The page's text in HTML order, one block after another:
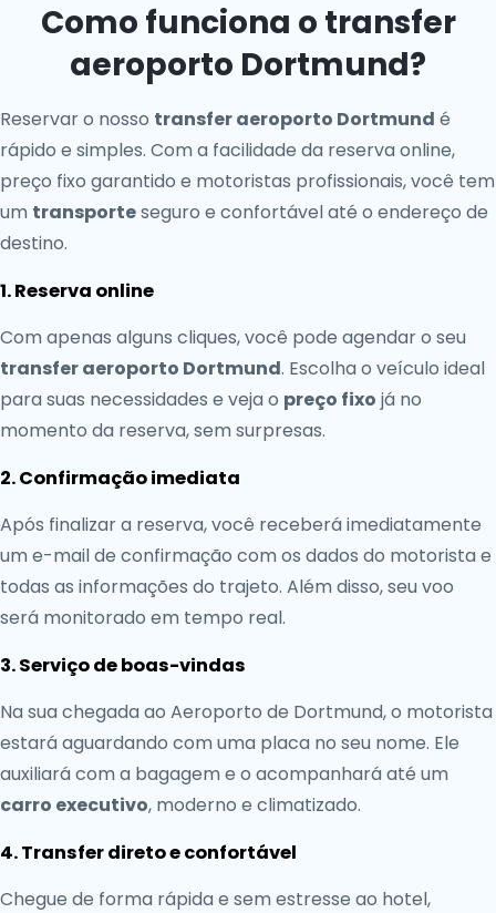
Como funciona o transfer
aeroporto Dortmund?
Reservar o nosso transfer aeroporto Dortmund é
rápido e simples. Com a facilidade da reserva online,
preço fixo garantido e motoristas profissionais, você tem
um transporteseguro e confortável até o endereço de
destino.
1. Reserva online
Com apenas alguns cliques, você pode agendar o seu
transfer aeroporto Dortmund. Escolha o veículo ideal
para suas necessidades e veja o preço fixo já no
momento da reserva, sem surpresas.
2. Confirmação imediata
Após finalizar a reserva, você receberá imediatamente
um e-mail de confirmação com os dados do motorista e
todas as informações do trajeto. Além disso, seu voo
será monitorado em tempo real.
3. Serviço de boas-vindas
Na sua chegada ao Aeroporto de Dortmund, o motorista
estará aguardando com uma placa no seu nome. Ele
auxiliará com a bagagem e o acompanhará até um
carro executivo, moderno e climatizado.
4. Transfer direto e confortável
Chegue de forma rápida e sem estresse ao hotel,